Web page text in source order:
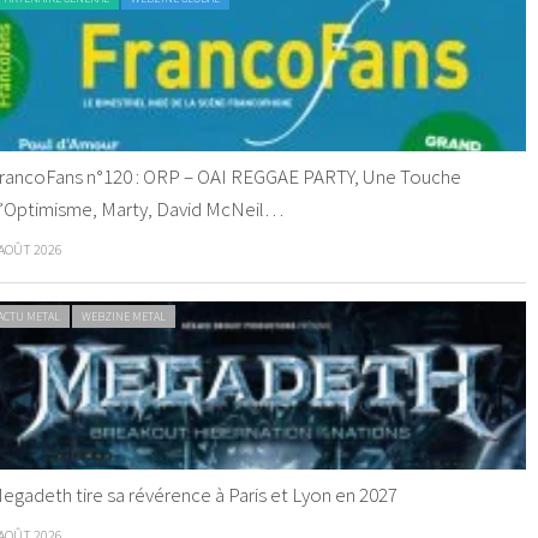
n°120 : ORP – OAI REGGAE PARTY, Une Touche
Marty, David McNeil…
2026
METAL WEBZINE METAL
tire sa révérence à Paris et Lyon en 2027